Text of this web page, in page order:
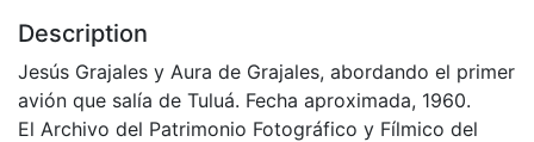
Description
Jesús Grajales y Aura de Grajales, abordando el primer
avión que salía de Tuluá. Fecha aproximada, 1960.
El Archivo del Patrimonio Fotográfico y Fílmico del